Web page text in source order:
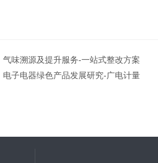
气味溯源及提升服务-一站式整改方案
电子电器绿色产品发展研究-广电计量